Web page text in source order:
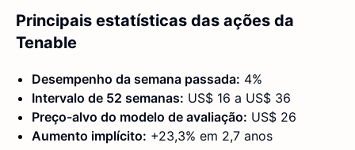
Principais estatísticas das ações da
Tenable
Desempenho da semana passada: 4%
Intervalo de 52 semanas: US$ 16 a US$ 36
Preço-alvo do modelo de avaliação: US$ 26
Aumento implícito: +23,3% em 2,7 anos